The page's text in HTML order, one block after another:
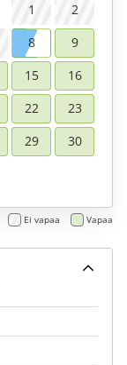
1 2
8 9
15 16
22 23
29 30
Ei vapaa Vapaa